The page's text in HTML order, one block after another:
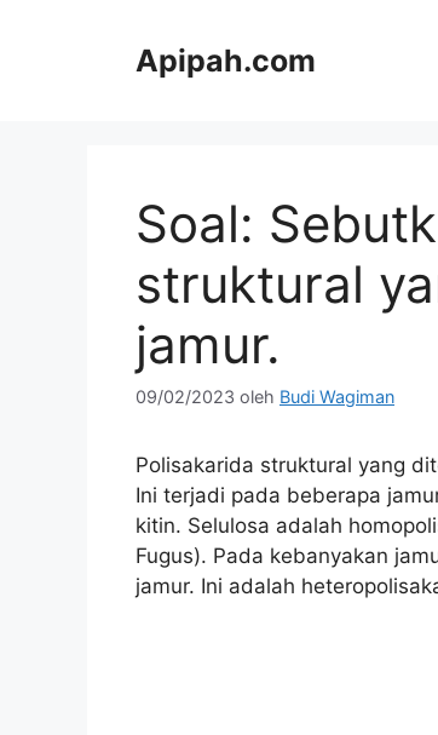
Apipah.com
Soal:
struktural
jamur.
09/02/2023 oleh Budi Wagiman
Polisakarida struktural yang
Ini terjadi pada beberapa
kitin. Selulosa adalah
Fugus). Pada kebanyakan
jamur. Ini adalah